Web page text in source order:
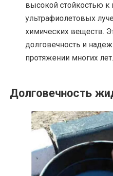
высокой стойкостью к
ультрафиолетовых
химических веществ.
долговечность и
протяжении многих лет.
Долговечность